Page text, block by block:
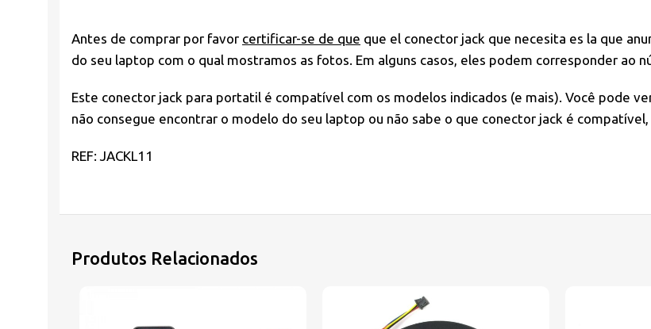
Antes de comprar por favor certificar-se de que que el conector jack que necesita es la que
do seu laptop com o qual mostramos as fotos. Em alguns casos, eles podem corresponder ao
Este conector jack para portatil é compatível com os modelos indicados (e mais). Você pode
não consegue encontrar o modelo do seu laptop ou não sabe o que conector jack é
REF: JACKL11
Produtos Relacionados